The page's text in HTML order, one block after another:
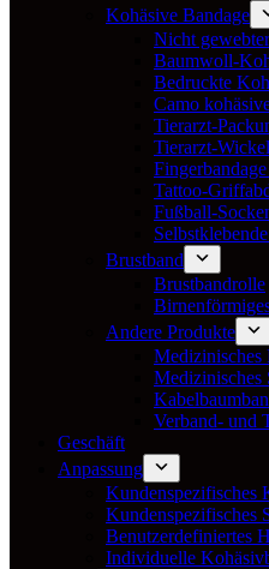
Kohäsive Bandage
Nicht
Baumwoll-
Bedruckte
Camo
Tierarzt-
Tierarzt-
Tattoo-
Fußball-
Brustband
Brustbandrolle
Andere Produkte
Medizinisches
Medizinisches
Verband- und
Geschäft
Anpassung
Kundenspezifisches
Kundenspezifisches
Benutzerdefiniertes
Individuelle